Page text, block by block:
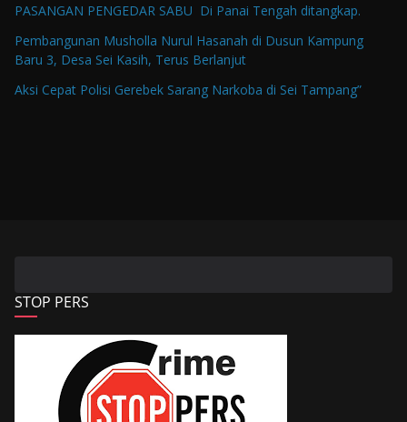
PASANGAN PENGEDAR SABU Di Panai Tengah ditangkap.
Pembangunan Musholla Nurul Hasanah di Dusun Kampung
Baru 3, Desa Sei Kasih, Terus Berlanjut
Aksi Cepat Polisi Gerebek Sarang Narkoba di Sei Tampang”
STOP PERS